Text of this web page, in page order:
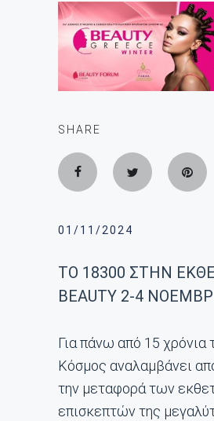
SHARE
01/11/2024
ΤΟ 18300 ΣΤΗΝ
BEAUTY 2-4
Για πάνω από 15 χρόνια
Κόσμος αναλαμβάνει
την μεταφορά των
επισκεπτών της